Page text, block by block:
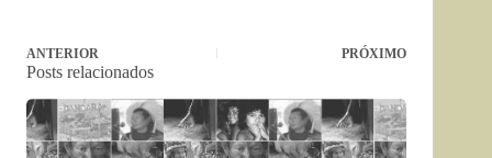
ANTERIOR PRÓXIMO
Posts relacionados